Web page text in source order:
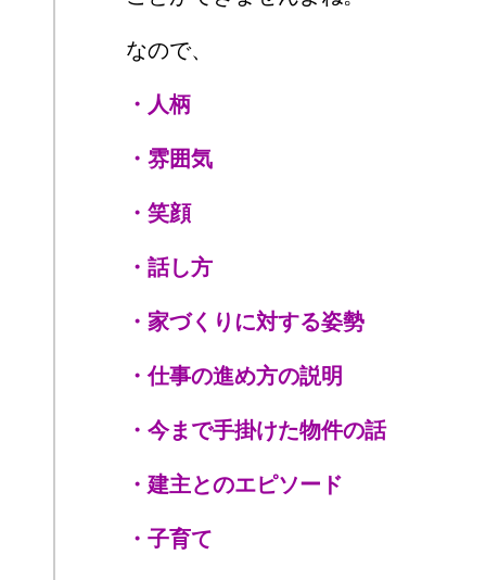
なので、
・人柄
・雰囲気
・笑顔
・話し方
・家づくりに対する姿勢
・仕事の進め方の説明
・今まで手掛けた物件の話
・建主とのエピソード
・子育て